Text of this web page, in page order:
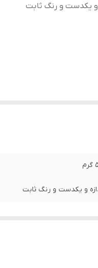
و یکدست و رنگ ثابت
و یکدست و رنگ ثابت